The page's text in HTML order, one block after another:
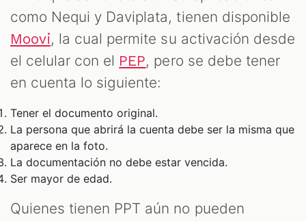
como Nequi y Daviplata, tienen disponible
Moovi, la cual permite su activación desde
el celular con el PEP, pero se debe tener
en cuenta lo siguiente:
Tener el documento original.
La persona que abrirá la cuenta debe ser la misma que
aparece en la foto.
La documentación no debe estar vencida.
Ser mayor de edad.
Quienes tienen PPT aún no pueden